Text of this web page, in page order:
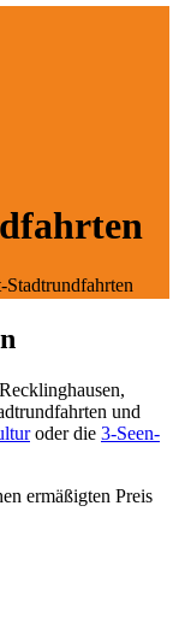
Stadtrundfahrten
und
oder die 3-Seen-
ermäßigten Preis